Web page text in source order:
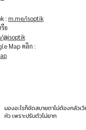
: m.me/isoptik
รือ
Map คลิก :
มองอะไรก็ชัดสบายตาไม่ต้องกลัวเวีย
หัว เพราะปรับตัวไม่ยาก